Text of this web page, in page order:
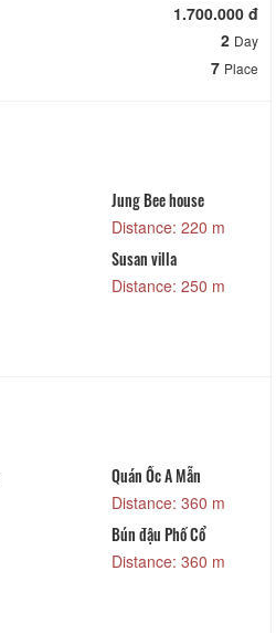
1.700.000 đ
2 Day
7 Place
Jung Bee house
Distance: 220 m
Susan villa
Distance: 250 m
Quán Ốc A Mẫn
Distance: 360 m
Bún đậu Phố Cổ
Distance: 360 m